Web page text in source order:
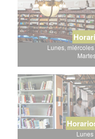
Lunes,
Lunes